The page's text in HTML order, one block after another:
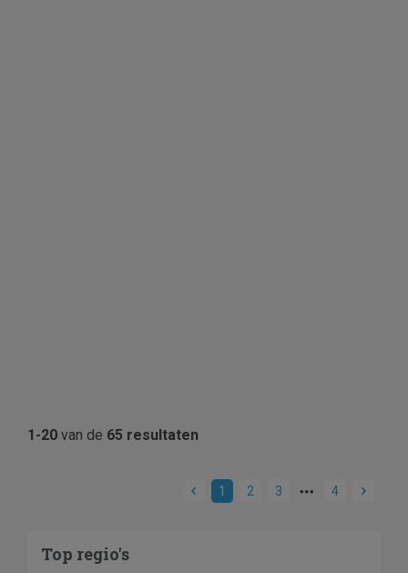
1-20 van de 65 resultaten
1 2 3 4
Top regio's